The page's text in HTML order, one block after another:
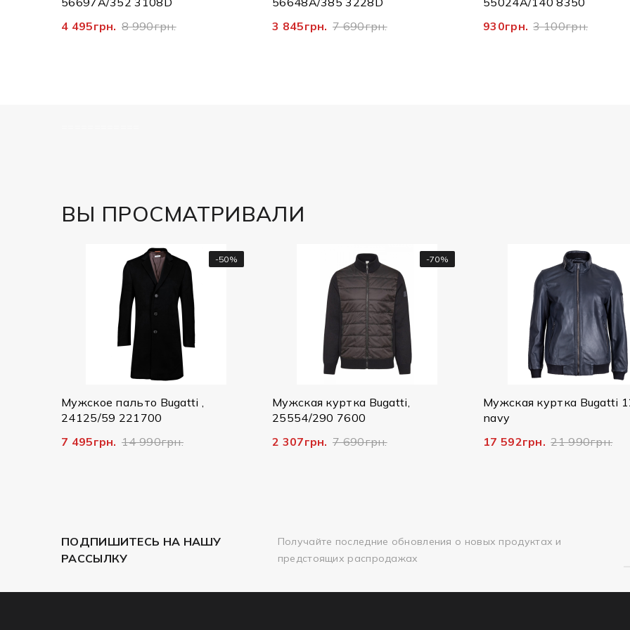
4 495грн. 8 990грн.
3 845грн. 7 690грн.
930грн. 3 100грн.
ВЫ ПРОСМАТРИВАЛИ
-50%
пальто Bugatti ,
59 221700
14 990грн.
Мужская куртка Bugatti,
2 307грн.
7 690грн.
Мужская куртка Bugatti 125/079
17 592грн.
21 990грн.
14
ПОДПИШИТЕСЬ НА НАШУ
РАССЫЛКУ
Получайте последние обновления о новых продуктах и
предстоящих распродажах